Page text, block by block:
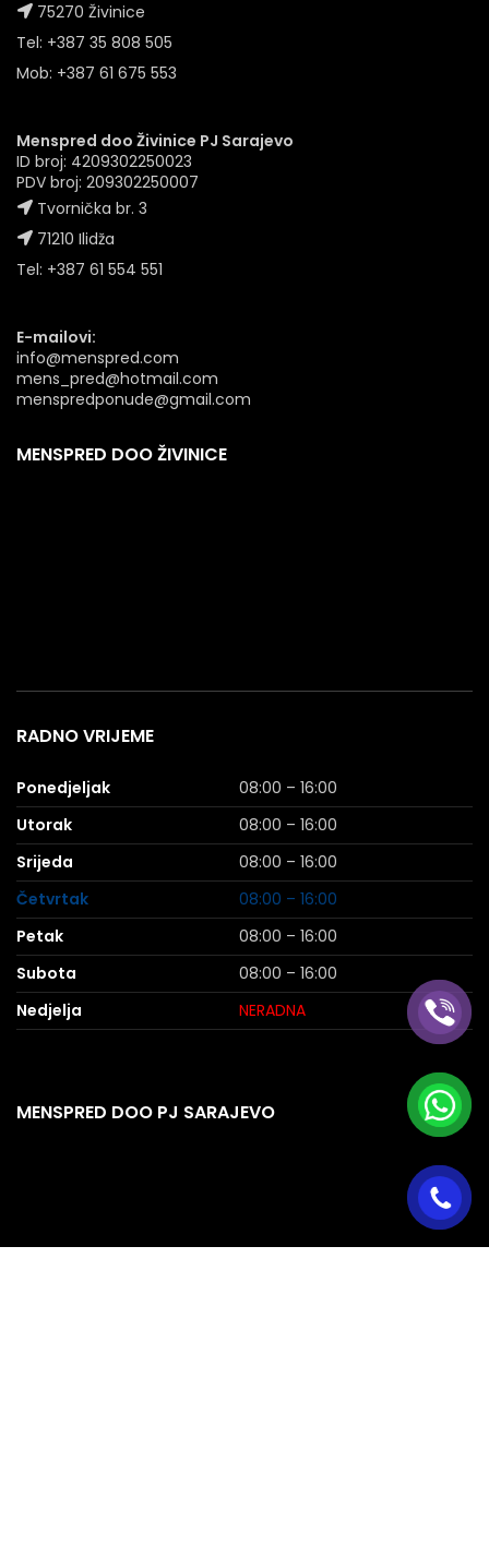
75270 Živinice
Tel: +387 35 808 505
Mob: +387 61 675 553
Menspred doo Živinice PJ Sarajevo
ID broj: 4209302250023
PDV broj: 209302250007
Tvornička br. 3
71210 Ilidža
Tel: +387 61 554 551
E-mailovi:
info@menspred.com
mens_pred@hotmail.com
menspredponude@gmail.com
MENSPRED DOO ŽIVINICE
RADNO VRIJEME
Ponedjeljak
08:00 – 16:00
Utorak
08:00 – 16:00
Srijeda
08:00 – 16:00
Četvrtak
08:00 – 16:00
Petak
08:00 – 16:00
Subota
08:00 – 16:00
Nedjelja
NERADNA
MENSPRED DOO PJ SARAJEVO